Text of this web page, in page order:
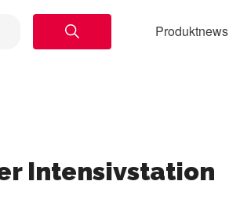
Produktnews
Intensivstation